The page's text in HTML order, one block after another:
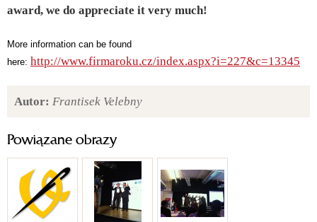
award, we do appreciate it very much!
More information can be found
here: http://www.firmaroku.cz/index.aspx?i=227&c=13345
Autor: Frantisek Velebny
Powiązane obrazy